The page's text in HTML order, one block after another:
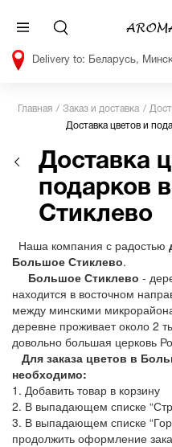
Беларусь,
Главная Заказ и доставка
Доставка цветов и
Доставка
подарков
Стиклево
Наша компания с радостью
Большое Стиклево.
Большое Стиклево -
находится в восточном
между минскими
деревне проживает около 2
довольно большая церковь
Для заказа цветов в
необходимо:
1. Добавить товар в корзину
2. В выпадающем списке
3. В выпадающем списке
продолжить оформление